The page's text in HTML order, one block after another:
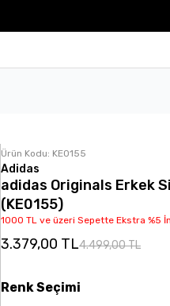
Ürün Kodu: KE0155
Adidas
adidas Originals Erkek
(KE0155)
1000 TL ve üzeri Sepette Ekstra %5
3.379,00 TL4.499,00 TL
RenkSeçimi